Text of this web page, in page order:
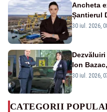
Ancheta
Șantierul
scufundă
30 iul. 2026,
Dezvăluiri
Ion
publice
30 iul. 2026,
CATEGORII